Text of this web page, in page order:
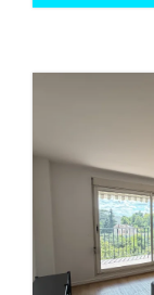
composé